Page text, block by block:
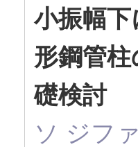
小振幅
形鋼管
礎検討
ソ ジフ